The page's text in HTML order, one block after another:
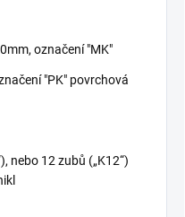
označení "MK"
"PK" povrchová
nebo 12 zubů („K12“)